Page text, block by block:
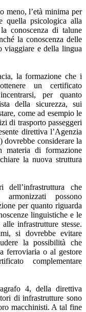
meno, l’età minima per
quella psicologica alla
conoscenza di talune
la conoscenza delle
viaggiare e della lingua
la formazione che i
un certificato
per quanto
della sicurezza, sui
come ad esempio le
di trasporto passeggeri
direttiva l’Agenzia
considerare la
materia di formazione
la nuova struttura
che
possono
per quanto riguarda
linguistiche e le
infrastrutture stesse.
si dovrebbe evitare
la possibilità che
ferroviaria o al gestore
complementare
4, della direttiva
di infrastrutture sono
macchinisti. A tal fine